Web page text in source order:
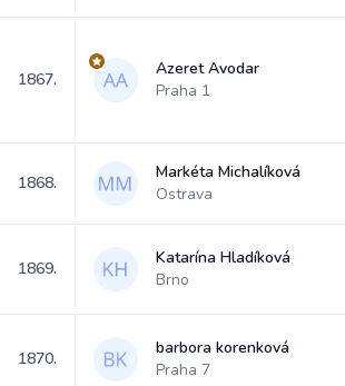
1867.
Azeret Avodar
Praha 1
1868.
Markéta Michalíková
Ostrava
1869.
Katarína Hladíková
Brno
1870.
barbora korenková
Praha 7